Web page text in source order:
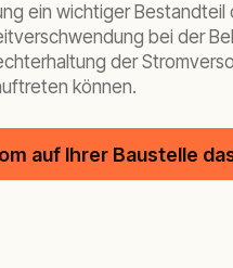
ein wichtiger
bei der
der
können.
auf Ihrer Baustelle